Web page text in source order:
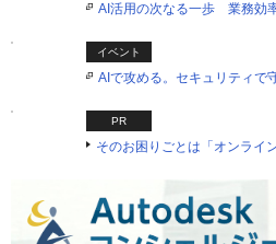
AI活用の次なる一歩 業務効
イベント
AIで攻める。セキュリティで
PR
そのお困りごとは「オンライ